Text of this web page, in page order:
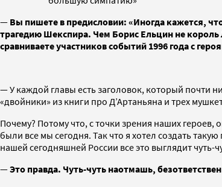
— Вы пишете в предисловии: «Иногда кажется,
трагедию Шекспира. Чем Борис Ельцин не король
сравниваете участников событий 1996 года с
— У каждой главы есть заголовок, который почти
«двойники» из книги про Д’Артаньяна и трех
Почему? Потому что, с точки зрения наших
были все мы сегодня. Так что я хотел создать
нашей сегодняшней России все это выглядит чуть-
—Это правда. Чуть-чуть наотмашь,